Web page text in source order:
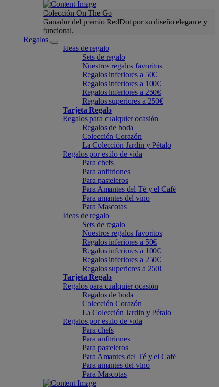
Colección On The Go
Ganador del premio RedDot por su diseño elegante y
funcional.
Regalos
Ideas de regalo
Sets de regalo
Nuestros regalos favoritos
Regalos inferiores a 50€
Regalos inferiores a 100€
Regalos inferiores a 250€
Regalos superiores a 250€
Tarjeta Regalo
Regalos para cualquier ocasión
Regalos de boda
Colección Corazón
La Colección Jardin y Pétalo
Regalos por estilo de vida
Para chefs
Para anfitriones
Para pasteleros
Para Amantes del Té y el Café
Para amantes del vino
Para Mascotas
Ideas de regalo
Sets de regalo
Nuestros regalos favoritos
Regalos inferiores a 50€
Regalos inferiores a 100€
Regalos inferiores a 250€
Regalos superiores a 250€
Tarjeta Regalo
Regalos para cualquier ocasión
Regalos de boda
Colección Corazón
La Colección Jardin y Pétalo
Regalos por estilo de vida
Para chefs
Para anfitriones
Para pasteleros
Para Amantes del Té y el Café
Para amantes del vino
Para Mascotas